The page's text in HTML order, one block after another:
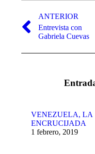
entre
publicaciones
ANTERIOR
Publicación
anterior:
Entrevista con
Gabriela Cuevas
VENEZUELA, LA
ENCRUCIJADA
1 febrero, 2019